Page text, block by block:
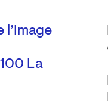
l’Image
La